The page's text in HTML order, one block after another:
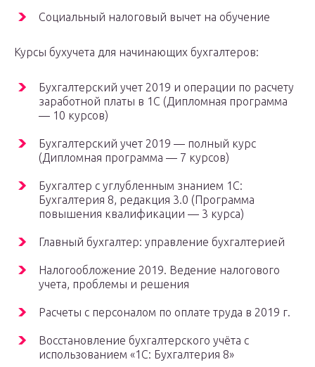
Социальный налоговый вычет на обучение
Курсы бухучета для начинающих бухгалтеров:
Бухгалтерский учет 2019 и операции по расчету
заработной платы в 1С (Дипломная программа
— 10 курсов)
Бухгалтерский учет 2019 — полный курс
(Дипломная программа — 7 курсов)
Бухгалтер с углубленным знанием 1С:
Бухгалтерия 8, редакция 3.0 (Программа
повышения квалификации — 3 курса)
Главный бухгалтер: управление бухгалтерией
Налогообложение 2019. Ведение налогового
учета, проблемы и решения
Расчеты с персоналом по оплате труда в 2019 г.
Восстановление бухгалтерского учёта с
использованием «1С: Бухгалтерия 8»